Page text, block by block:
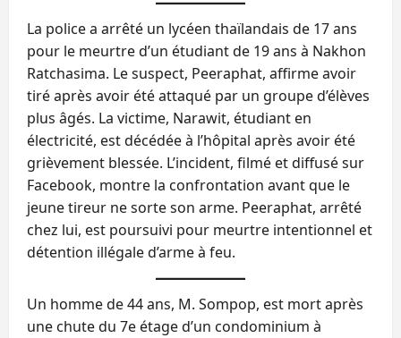
La police a arrêté un lycéen thaïlandais de 17 ans
pour le meurtre d’un étudiant de 19 ans à Nakhon
Ratchasima. Le suspect, Peeraphat, affirme avoir
tiré après avoir été attaqué par un groupe d’élèves
plus âgés. La victime, Narawit, étudiant en
électricité, est décédée à l’hôpital après avoir été
grièvement blessée. L’incident, filmé et diffusé sur
Facebook, montre la confrontation avant que le
jeune tireur ne sorte son arme. Peeraphat, arrêté
chez lui, est poursuivi pour meurtre intentionnel et
détention illégale d’arme à feu.
Un homme de 44 ans, M. Sompop, est mort après
une chute du 7e étage d’un condominium à